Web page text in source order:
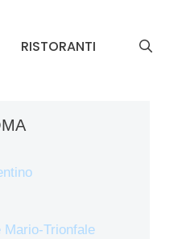
RISTORANTI
Mario-Trionfale